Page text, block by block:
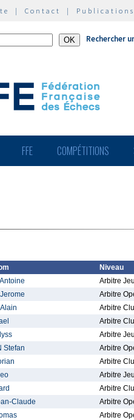
| Contact | Publications
Rechercher
FFE COMPÉTITIONS
Niveau
Arbitre
Arbitre
Arbitre
Arbitre
Arbitre
Stefan Arbitre
Arbitre
Arbitre
Arbitre
Claude Arbitre
Arbitre